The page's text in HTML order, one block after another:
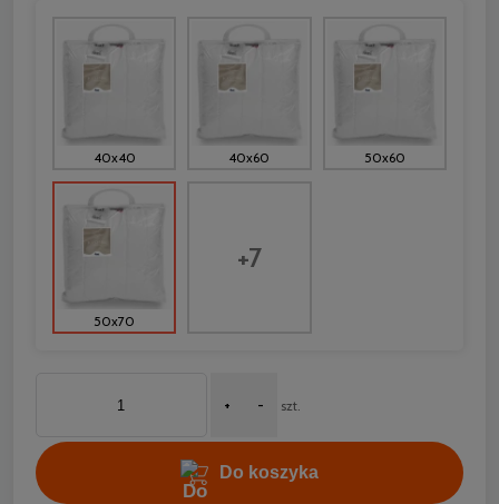
40x40 40x60 50x60
50x70
+7
+ - szt.
Do koszyka